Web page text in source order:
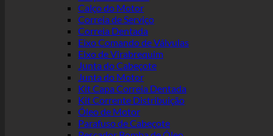
Calço do Motor
Correia de Serviço
Correia Dentada
Eixo Comando de Válvulas
Eixo de Virabrequim
Junta do Cabeçote
Junta do Motor
Kit Capa Correia Dentada
Kit Corrente Distribuição
Óleo de Motor
Parafuso de Cabeçote